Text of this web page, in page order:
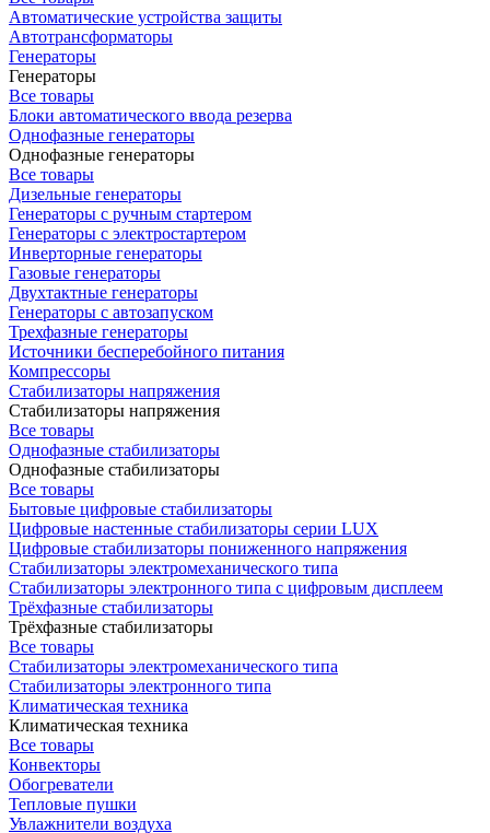
Автоматические устройства защиты
Автотрансформаторы
Генераторы
Генераторы
Все товары
Блоки автоматического ввода резерва
Однофазные генераторы
Однофазные генераторы
Все товары
Дизельные генераторы
Генераторы с ручным стартером
Генераторы с электростартером
Инверторные генераторы
Газовые генераторы
Двухтактные генераторы
Генераторы с автозапуском
Трехфазные генераторы
Источники бесперебойного питания
Компрессоры
Стабилизаторы напряжения
Стабилизаторы напряжения
Все товары
Однофазные стабилизаторы
Однофазные стабилизаторы
Все товары
Бытовые цифровые стабилизаторы
Цифровые настенные стабилизаторы серии LUX
Цифровые стабилизаторы пониженного напряжения
Стабилизаторы электромеханического типа
Стабилизаторы электронного типа с цифровым дисплеем
Трёхфазные стабилизаторы
Трёхфазные стабилизаторы
Все товары
Стабилизаторы электромеханического типа
Стабилизаторы электронного типа
Климатическая техника
Климатическая техника
Все товары
Конвекторы
Обогреватели
Тепловые пушки
Увлажнители воздуха